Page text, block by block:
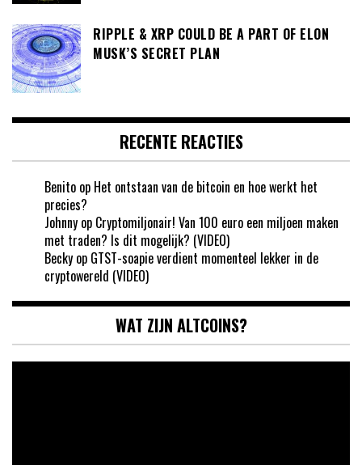
RIPPLE & XRP COULD BE A PART OF ELON
MUSK’S SECRET PLAN
RECENTE REACTIES
Benito op Het ontstaan van de bitcoin en hoe werkt het
precies?
Johnny op Cryptomiljonair! Van 100 euro een miljoen maken
met traden? Is dit mogelijk? (VIDEO)
Becky op GTST-soapie verdient momenteel lekker in de
cryptowereld (VIDEO)
WAT ZIJN ALTCOINS?